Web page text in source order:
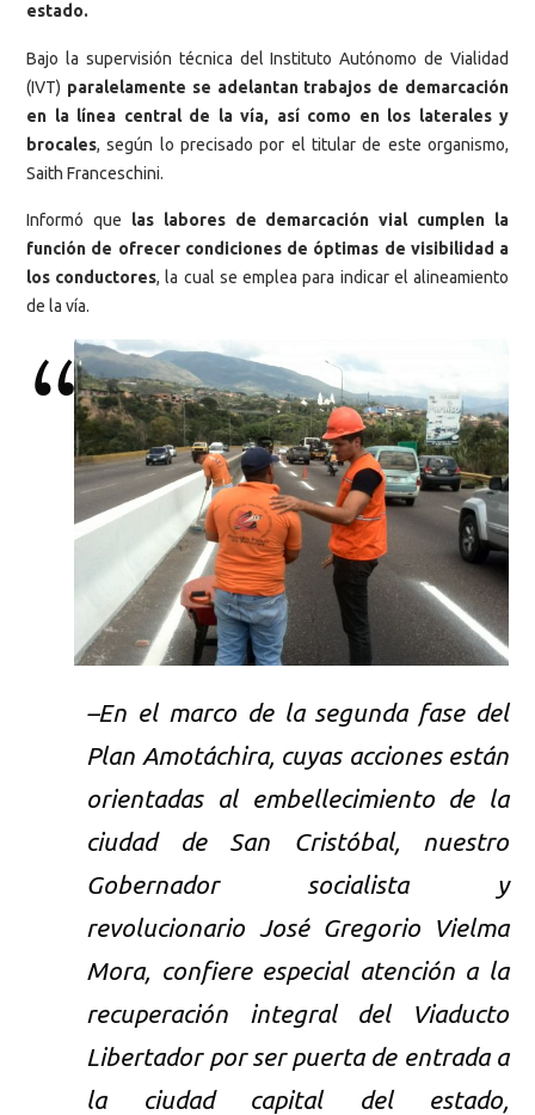
estado.
Bajo la supervisión técnica del Instituto Autónomo de Vialidad
(IVT) paralelamente se adelantan trabajos de demarcación
en la línea central de la vía, así como en los laterales y
brocales, según lo precisado por el titular de este organismo,
Saith Franceschini.
Informó que las labores de demarcación vial cumplen la
función de ofrecer condiciones de óptimas de visibilidad a
los conductores, la cual se emplea para indicar el alineamiento
de la vía.
–En el marco de la segunda fase del
Plan Amotáchira, cuyas acciones están
orientadas al embellecimiento de la
ciudad de San Cristóbal, nuestro
Gobernador socialista y
revolucionario José Gregorio Vielma
Mora, confiere especial atención a la
recuperación integral del Viaducto
Libertador por ser puerta de entrada a
la ciudad capital del estado,